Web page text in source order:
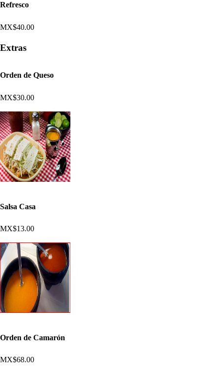
Refresco
MX$40.00
Extras
Orden de Queso
MX$30.00
Salsa Casa
MX$13.00
Orden de Camarón
MX$68.00